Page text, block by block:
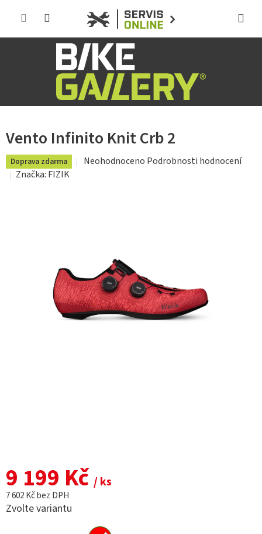
Vento Infinito Knit Crb 2
Doprava zdarma
Průměrné
Neohodnoceno Podrobnosti hodnocení
Značka: FIZIK
9 199 Kč / ks
7 602 Kč bez DPH
Zvolte variantu